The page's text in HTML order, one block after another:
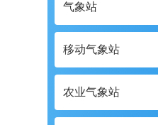
气象站
移动气象站
农业气象站